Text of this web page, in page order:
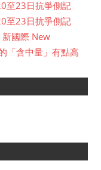
至23日抗爭側記
至23日抗爭側記
國際 New
「含中量」有點高